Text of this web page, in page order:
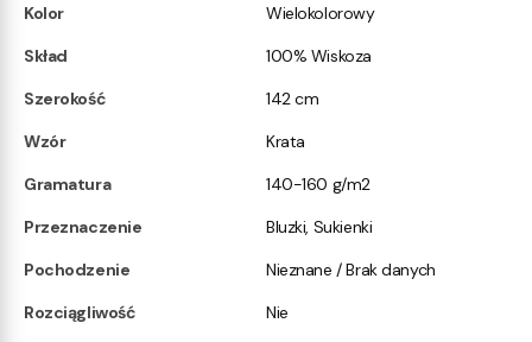
Kolor
Wielokolorowy
Skład
100% Wiskoza
Szerokość
142 cm
Wzór
Krata
Gramatura
140-160 g/m2
Przeznaczenie
Bluzki, Sukienki
Pochodzenie
Nieznane / Brak danych
Rozciągliwość
Nie